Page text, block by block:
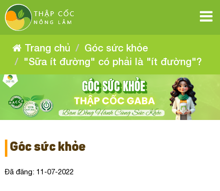
"Sữa
ít
đường"
có
phải
là
"ít
đường"?
"Sữa
ít
đường"
có
phải
là
"ít
đường"?
"Sữa
ít
đường"
phải
là
"ít
đường"?
"Sữa
đường"
phải
đường"?
"Sữa
đường"
có
phải
"Sữa
đường"
có
phải
đường"? Trang chủ
Góc sức khỏe
"Sữa ít đường" có phải là "ít đường"?
Góc sức khỏe
Đã đăng: 11-07-2022